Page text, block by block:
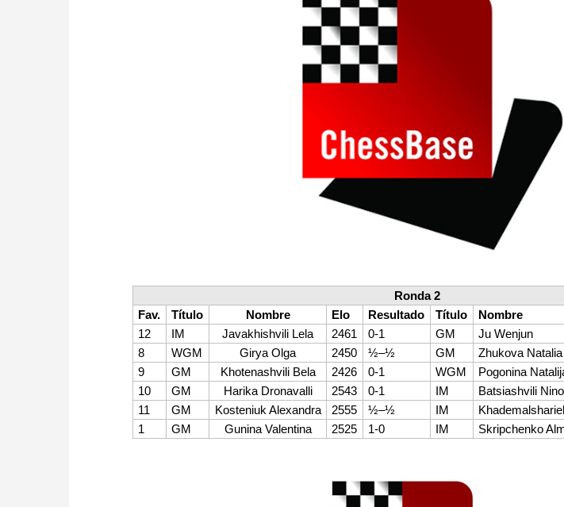
Ronda 2
Fav.
Título Nombre Elo Resultado Título Nombre
12
IM Javakhishvili Lela 2461 0-1 GM Ju Wenjun
8
WGM Girya Olga 2450 ½–½ GM Zhukova Natalia
9
GM Khotenashvili Bela 2426 0-1 WGM Pogonina
10
GM Harika Dronavalli 2543 0-1 IM Batsiashvili Nino
11
GM Kosteniuk Alexandra 2555 ½–½ IM
1
GM Gunina Valentina 2525 1-0 IM Skripchenko